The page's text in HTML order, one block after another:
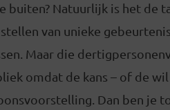
buiten? Natuurlijk is het de
van unieke
Maar die
omdat de kans – of de
Dan ben je